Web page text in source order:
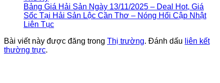
Bảng Giá Hải Sản Ngày 13/11/2025 – Deal Hot, Giá
Sốc Tại Hải Sản Lộc Cần Thơ – Nóng Hổi Cập Nhật
Liên Tục
Bài viết này được đăng trong Thị trường. Đánh dấu liên kết
thường trực.